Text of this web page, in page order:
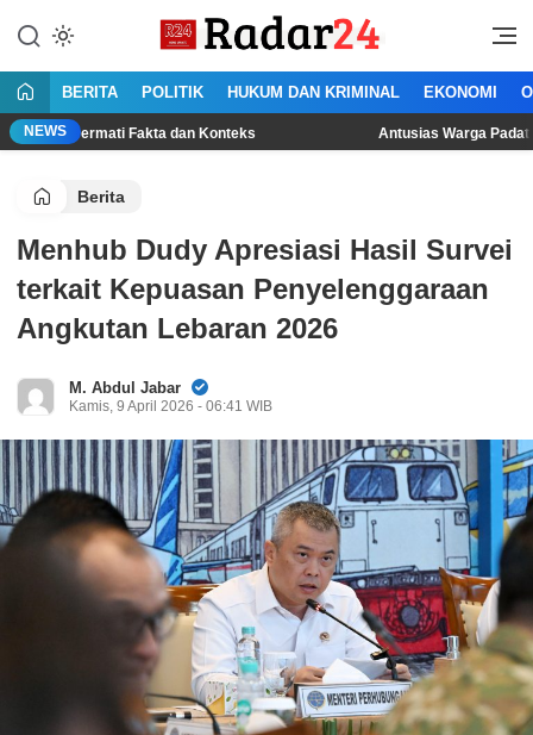
konten
Radar24.co.id
Jujur Lantang Bersuara
BERITA POLITIK HUKUM DAN KRIMINAL EKONOMI
NEWS
Fakta dan Konteks Antusias Warga Padati Lokasi
Berita
Menhub Dudy Apresiasi Hasil Survei
terkait Kepuasan Penyelenggaraan
Angkutan Lebaran 2026
M. Abdul Jabar
Kamis, 9 April 2026 - 06:41 WIB